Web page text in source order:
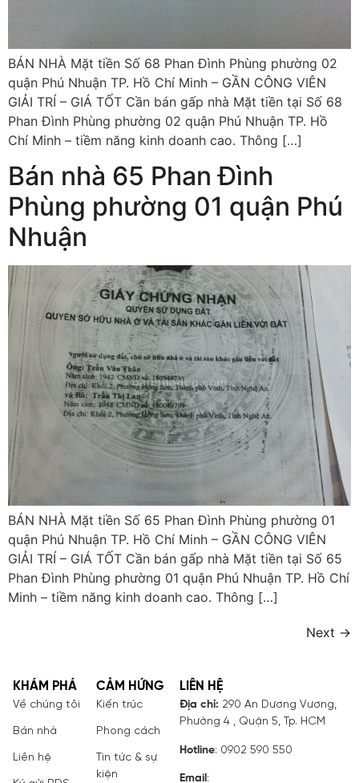
BÁN NHÀ Mặt tiền Số 68 Phan Đình Phùng phường 02
quận Phú Nhuận TP. Hồ Chí Minh – GẦN CÔNG VIÊN
GIẢI TRÍ – GIÁ TỐT Cần bán gấp nhà Mặt tiền tại Số 68
Phan Đình Phùng phường 02 quận Phú Nhuận TP. Hồ
Chí Minh – tiềm năng kinh doanh cao. Thông […]
Bán nhà 65 Phan Đình
Phùng phường 01 quận Phú
Nhuận
BÁN NHÀ Mặt tiền Số 65 Phan Đình Phùng phường 01
quận Phú Nhuận TP. Hồ Chí Minh – GẦN CÔNG VIÊN
GIẢI TRÍ – GIÁ TỐT Cần bán gấp nhà Mặt tiền tại Số 65
Phan Đình Phùng phường 01 quận Phú Nhuận TP. Hồ Chí
Minh – tiềm năng kinh doanh cao. Thông […]
Next →
KHÁM PHÁ
Về chúng tôi
Bán nhà
Liên hệ
CẢM HỨNG
Kiến trúc
Phong cách
Tin tức & sự
kiện
LIÊN HỆ
Địa chỉ: 290 An Dương Vương,
Phường 4 , Quận 5, Tp. HCM
Hotline: 0902 590 550
Email: